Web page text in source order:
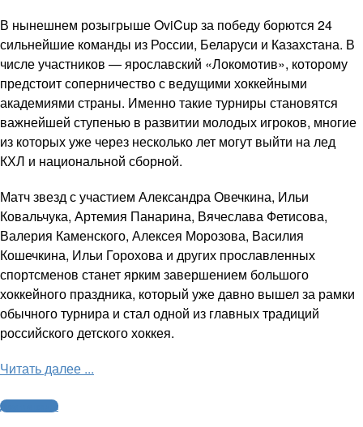
В нынешнем розыгрыше OviCup за победу борются 24
сильнейшие команды из России, Беларуси и Казахстана. В
числе участников — ярославский «Локомотив», которому
предстоит соперничество с ведущими хоккейными
академиями страны. Именно такие турниры становятся
важнейшей ступенью в развитии молодых игроков, многие
из которых уже через несколько лет могут выйти на лед
КХЛ и национальной сборной.
Матч звезд с участием Александра Овечкина, Ильи
Ковальчука, Артемия Панарина, Вячеслава Фетисова,
Валерия Каменского, Алексея Морозова, Василия
Кошечкина, Ильи Горохова и других прославленных
спортсменов станет ярким завершением большого
хоккейного праздника, который уже давно вышел за рамки
обычного турнира и стал одной из главных традиций
российского детского хоккея.
Читать далее ...
Другие виды